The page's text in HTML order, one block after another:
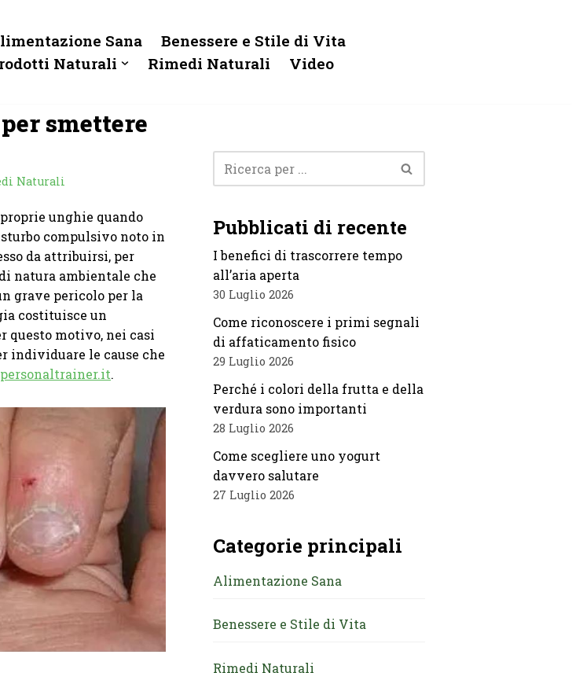
Sana
Benessere e Stile di Vita
Naturali
Rimedi Naturali Video
smettere
Naturali
unghie quando
compulsivo noto in
da attribuirsi, per
natura ambientale che
grave pericolo per la
costituisce un
questo motivo, nei casi
individuare le cause che
.
Pubblicati di recente
I benefici di trascorrere tempo
all’aria aperta
30 Luglio 2026
Come riconoscere i primi segnali
di affaticamento fisico
29 Luglio 2026
Perché i colori della frutta e della
verdura sono importanti
28 Luglio 2026
Come scegliere uno yogurt
davvero salutare
27 Luglio 2026
Categorie principali
Alimentazione Sana
Benessere e Stile di Vita
Rimedi Naturali